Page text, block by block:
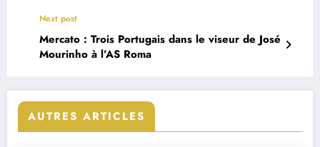
Next post
Mercato : Trois Portugais dans le viseur de José
Mourinho à l’AS Roma
AUTRES ARTICLES